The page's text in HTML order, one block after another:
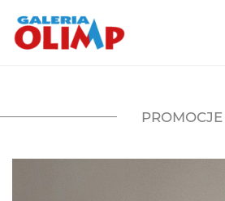
PROMOCJE